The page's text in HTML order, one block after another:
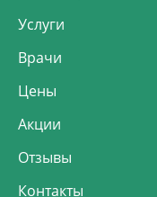
Услуги
Врачи
Цены
Акции
Отзывы
Контакты